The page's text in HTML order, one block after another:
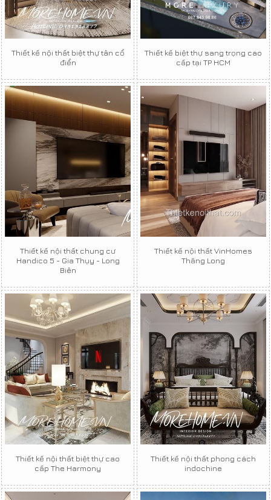
Thiết kế nội thất biệt thự tân cổ
điển
Thiết kế biệt thự sang trọng cao
cấp tại TP HCM
Thiết kế nội thất chung cư
Handico 5 - Gia Thụy - Long
Biên
Thiết kế nội thất VinHomes
Thăng Long
Thiết kế nội thất biệt thự cao
cấp The Harmony
Thiết kế nội thất phong cách
indochine